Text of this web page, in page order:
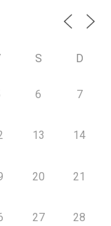
S D
6 7
13 14
20 21
27 28